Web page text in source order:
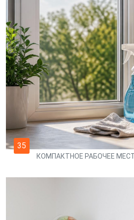
35
КОМПАКТНОЕ РАБОЧЕЕ